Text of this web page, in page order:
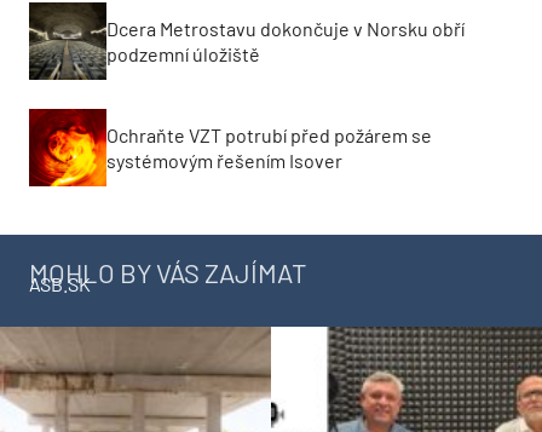
Dcera Metrostavu dokončuje v Norsku obří
podzemní úložiště
Ochraňte VZT potrubí před požárem se
systémovým řešením Isover
MOHLO BY VÁS ZAJÍMAT
ASB.SK